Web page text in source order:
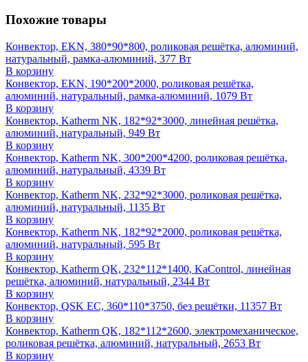
Похожие товары
Конвектор, EKN, 380*90*800, роликовая решётка, алюминий,
натуральный, рамка-алюминий, 377 Вт
В корзину
Конвектор, EKN, 190*200*2000, роликовая решётка,
алюминий, натуральный, рамка-алюминий, 1079 Вт
В корзину
Конвектор, Katherm NK, 182*92*3000, линейная решётка,
алюминий, натуральный, 949 Вт
В корзину
Конвектор, Katherm NK, 300*200*4200, роликовая решётка,
алюминий, натуральный, 4339 Вт
В корзину
Конвектор, Katherm NK, 232*92*3000, роликовая решётка,
алюминий, натуральный, 1135 Вт
В корзину
Конвектор, Katherm NK, 182*92*2000, роликовая решётка,
алюминий, натуральный, 595 Вт
В корзину
Конвектор, Katherm QK, 232*112*1400, KaControl, линейная
решётка, алюминий, натуральный, 2344 Вт
В корзину
Конвектор, QSK EC, 360*110*3750, без решётки, 11357 Вт
В корзину
Конвектор, Katherm QK, 182*112*2600, электромеханическое,
роликовая решётка, алюминий, натуральный, 2653 Вт
В корзину